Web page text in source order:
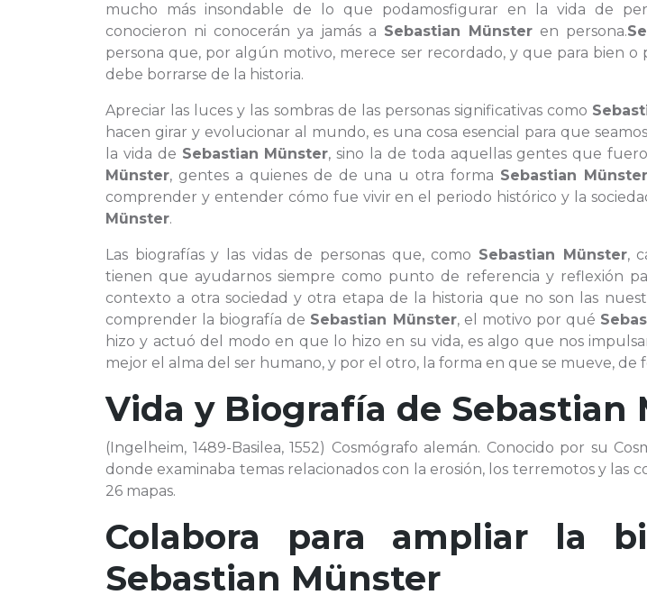
mucho más insondable de lo que podamosfigurar en la vida de
conocieron ni conocerán ya jamás a Sebastian Münster en persona.
persona que, por algún motivo, merece ser recordado, y que para bien o
debe borrarse de la historia.
Apreciar las luces y las sombras de las personas significativas como
hacen girar y evolucionar al mundo, es una cosa esencial para que
la vida de Sebastian Münster, sino la de toda aquellas gentes que
Münster, gentes a quienes de de una u otra forma Sebastian Münster
comprender y entender cómo fue vivir en el periodo histórico y la
Münster.
Las biografías y las vidas de personas que, como Sebastian Münster,
tienen que ayudarnos siempre como punto de referencia y reflexión
contexto a otra sociedad y otra etapa de la historia que no son las
comprender la biografía de Sebastian Münster, el motivo por qué
hizo y actuó del modo en que lo hizo en su vida, es algo que nos
mejor el alma del ser humano, y por el otro, la forma en que se mueve, de
Vida y Biografía de Sebastian
(Ingelheim, 1489-Basilea, 1552) Cosmógrafo alemán. Conocido por su
donde examinaba temas relacionados con la erosión, los terremotos y las
26 mapas.
Colabora para ampliar la
Sebastian Münster